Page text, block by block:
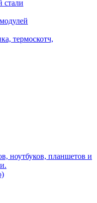
стали
термоскотч,
ноутбуков, планшетов и